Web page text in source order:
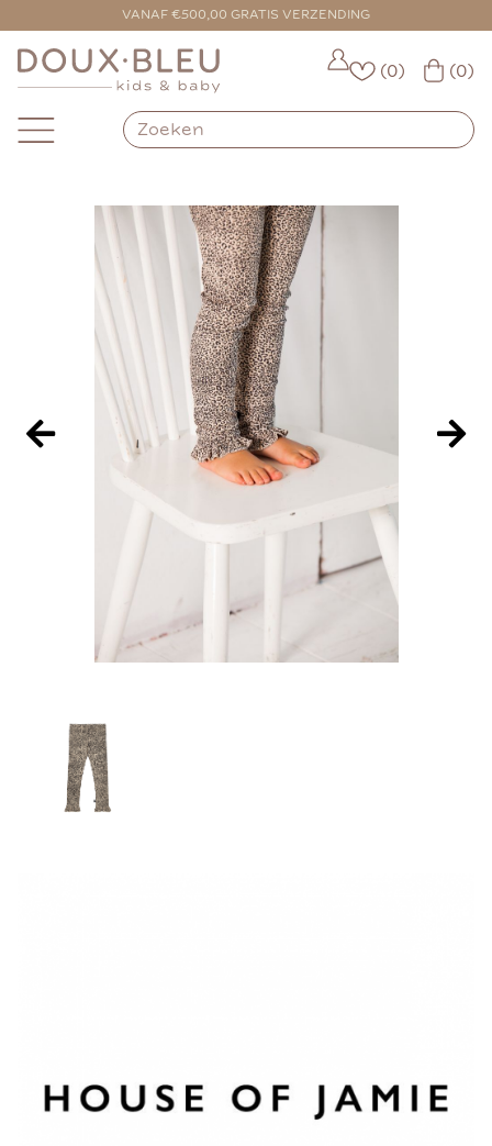
VANAF €500,00 GRATIS VERZENDING
VOOR 16:00 BESTELD = VANDAAG VERZONDEN
(0) (0)